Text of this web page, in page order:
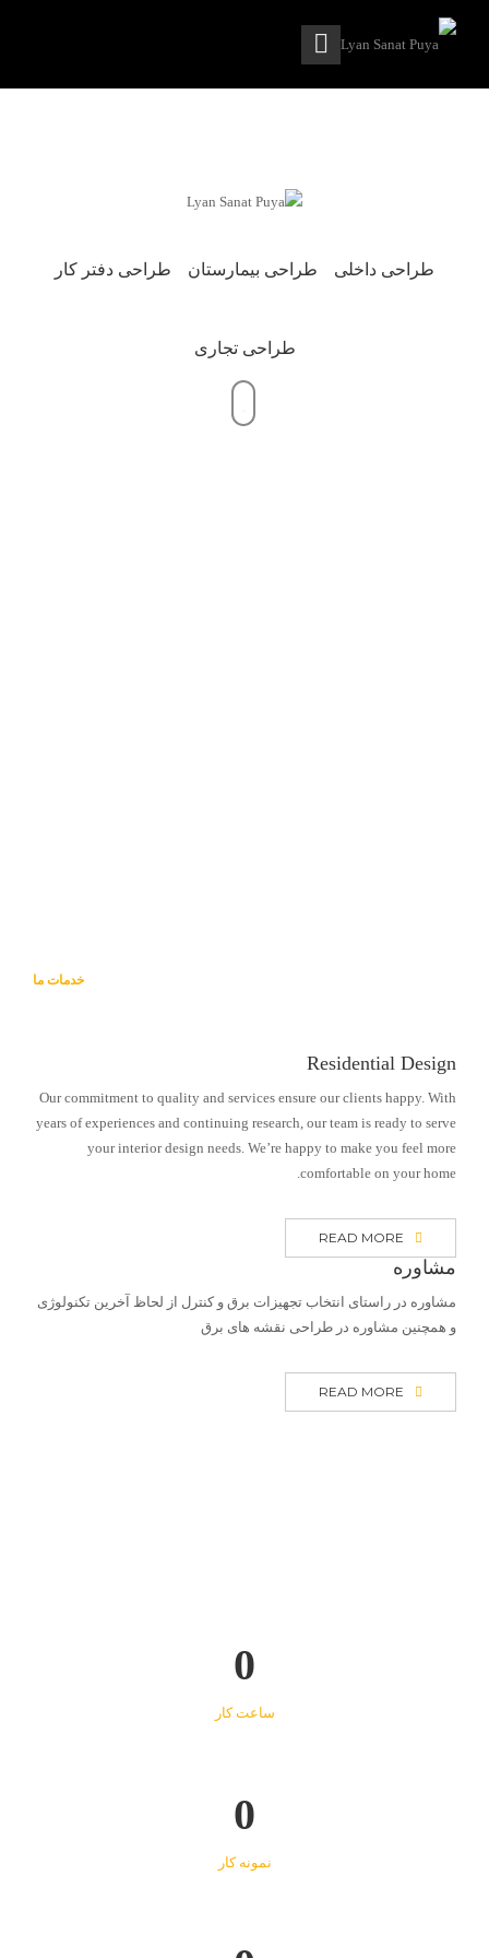
طراحی داخلی طراحی بیمارستان طراحی دفتر کار
طراحی تجاری
خدمات ما
Residential Design
Our commitment to quality and services ensure our clients happy. With
years of experiences and continuing research, our team is ready to serve
your interior design needs. We’re happy to make you feel more
comfortable on your home.
READ MORE
مشاوره
مشاوره در راستای انتخاب تجهیزات برق و کنترل از لحاظ آخرین تکنولوژی
و همچنین مشاوره در طراحی نقشه های برق
READ MORE
0
ساعت کار
0
نمونه کار